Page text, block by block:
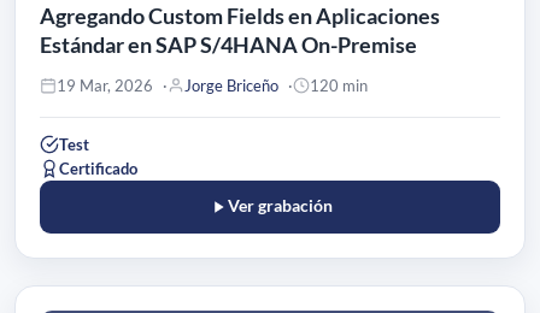
Agregando Custom Fields en Aplicaciones
Estándar en SAP S/4HANA On-Premise
19 Mar, 2026 Jorge Briceño 120 min
Test
Certificado
Ver grabación